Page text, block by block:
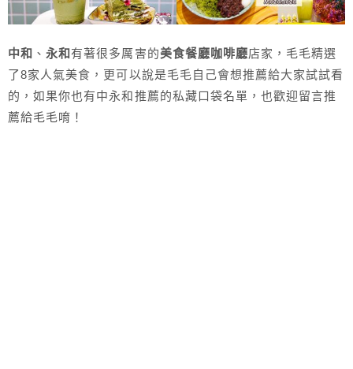
中和 、永和有著很多厲害的美食餐廳咖啡廳店家，毛毛精選
了8家人氣美食，更可以說是毛毛自己會想推薦給大家試試看
的，如果你也有中永和推薦的私藏口袋名單，也歡迎留言推
薦給毛毛唷！